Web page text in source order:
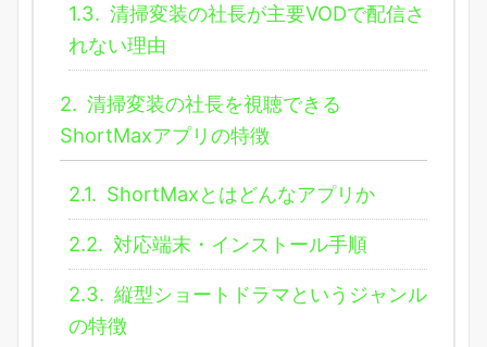
1.3. 清掃変装の社長が主要VODで配信さ
れない理由
2. 清掃変装の社長を視聴できる
ShortMaxアプリの特徴
2.1. ShortMaxとはどんなアプリか
2.2. 対応端末・インストール手順
2.3. 縦型ショートドラマというジャンル
の特徴